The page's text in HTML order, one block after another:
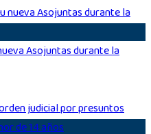
Asojuntas durante la